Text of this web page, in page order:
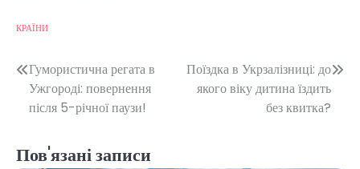
КРАЇНИ
Навігація
записів
Гумористична регата в
Ужгороді: повернення
після 5-річної паузи!
Поїздка в Укрзалізниці: до
якого віку дитина їздить
без квитка?
Пов'язані записи